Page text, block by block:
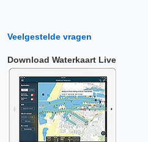
Veelgestelde vragen
Download Waterkaart Live